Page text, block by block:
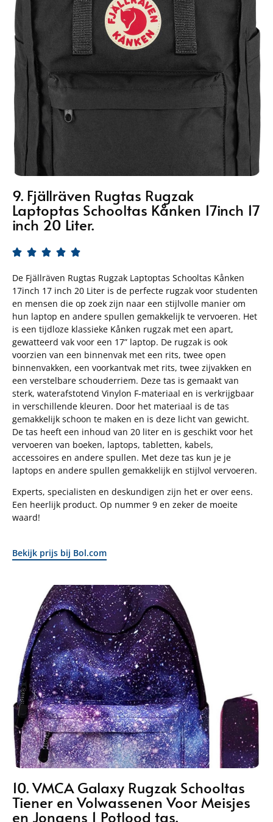
9. Fjällräven Rugtas Rugzak
Laptoptas Schooltas Kånken 17inch 17
inch 20 Liter.
    
De Fjällräven Rugtas Rugzak Laptoptas Schooltas Kånken
17inch 17 inch 20 Liter is de perfecte rugzak voor studenten
en mensen die op zoek zijn naar een stijlvolle manier om
hun laptop en andere spullen gemakkelijk te vervoeren. Het
is een tijdloze klassieke Kånken rugzak met een apart,
gewatteerd vak voor een 17” laptop. De rugzak is ook
voorzien van een binnenvak met een rits, twee open
binnenvakken, een voorkantvak met rits, twee zijvakken en
een verstelbare schouderriem. Deze tas is gemaakt van
sterk, waterafstotend Vinylon F-materiaal en is verkrijgbaar
in verschillende kleuren. Door het materiaal is de tas
gemakkelijk schoon te maken en is deze licht van gewicht.
De tas heeft een inhoud van 20 liter en is geschikt voor het
vervoeren van boeken, laptops, tabletten, kabels,
accessoires en andere spullen. Met deze tas kun je je
laptops en andere spullen gemakkelijk en stijlvol vervoeren.
Experts, specialisten en deskundigen zijn het er over eens.
Een heerlijk product. Op nummer 9 en zeker de moeite
waard!
Bekijk prijs bij Bol.com
10. VMCA Galaxy Rugzak Schooltas
Tiener en Volwassenen Voor Meisjes
en Jongens 1 Potlood tas.